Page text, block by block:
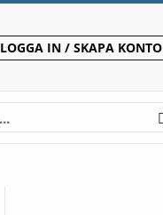
LOGGA IN / SKAPA KONTO